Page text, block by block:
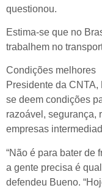
questionou.
Estima-se que no
trabalhem no
Condições melhores
Presidente da
se deem condições
razoável, segurança,
empresas
“Não é para bater de
a gente precisa é
defendeu Bueno.